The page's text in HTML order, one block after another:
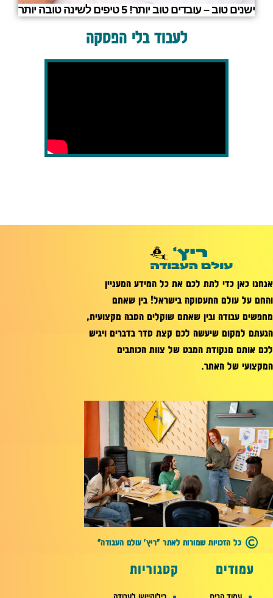
ישנים טוב – עובדים טוב יותר! 5 טיפים לשינה טובה יותר
לעבוד בלי הפסקה
אנחנו כאן כדי לתת לכם את כל המידע המעניין
והחם על עולם התעסוקה בישראל! בין שאתם
מחפשים עבודה ובין שאתם שוקלים הסבה מקצועית,
הגעתם למקום שיעשה לכם קצת סדר בדברים ויגיש
לכם אותם מנקודת המבט של צוות הכותבים
המקצועי של האתר.
כל הזכויות שמורות לאתר "ריץ' עולם העבודה"
עמודים קטגוריות